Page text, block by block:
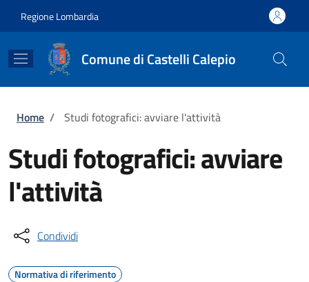
Regione Lombardia
Comune di Castelli Calepio
Briciole di pane
Home / Studi fotografici: avviare l'attività
Studi fotografici: avviare
l'attività
Condividi
Normativa di riferimento